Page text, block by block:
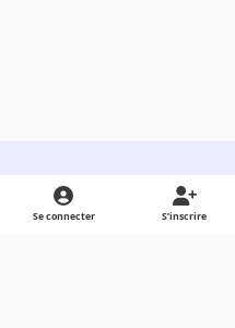
Light ModeDark ModeSystem Preference
Se connecter S’inscrire